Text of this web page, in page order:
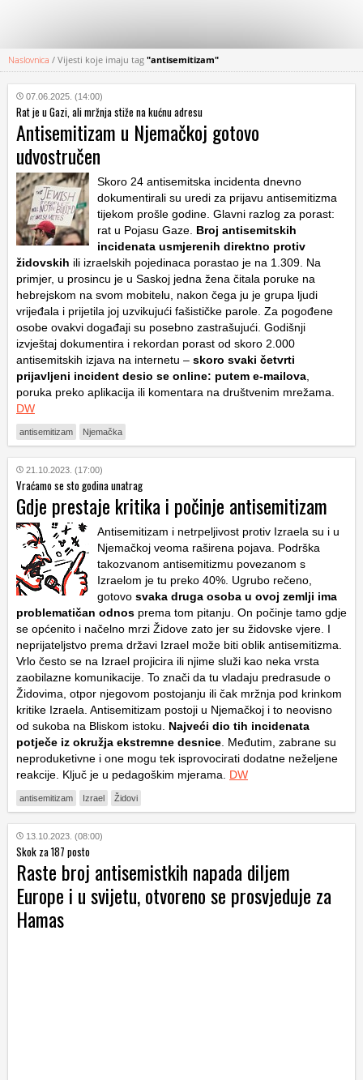
KATEGORIJE
HRVATSKI
WEB
Naslovnica / Vijesti koje imaju tag "antisemitizam"
07.06.2025. (14:00)
Rat je u Gazi, ali mržnja stiže na kućnu adresu
Antisemitizam u Njemačkoj gotovo
udvostručen
Skoro 24 antisemitska incidenta dnevno
dokumentirali su uredi za prijavu antisemitizma
tijekom prošle godine. Glavni razlog za porast:
rat u Pojasu Gaze. Broj antisemitskih
incidenata usmjerenih direktno protiv
židovskih ili izraelskih pojedinaca porastao je na 1.309. Na
primjer, u prosincu je u Saskoj jedna žena čitala poruke na
hebrejskom na svom mobitelu, nakon čega ju je grupa ljudi
vrijeđala i prijetila joj uzvikujući fašističke parole. Za pogođene
osobe ovakvi događaji su posebno zastrašujući. Godišnji
izvještaj dokumentira i rekordan porast od skoro 2.000
antisemitskih izjava na internetu – skoro svaki četvrti
prijavljeni incident desio se online: putem e-mailova
poruka preko aplikacija ili komentara na društvenim mrežama.
DW
antisemitizam Njemačka
21.10.2023. (17:00)
Vraćamo se sto godina unatrag
Gdje prestaje kritika i počinje antisemitizam
Antisemitizam i netrpeljivost protiv Izraela su i u
Njemačkoj veoma raširena pojava. Podrška
takozvanom antisemitizmu povezanom s
Izraelom je tu preko 40%. Ugrubo rečeno,
gotovo svaka druga osoba u ovoj zemlji ima
problematičan odnos prema tom pitanju. On počinje tamo gdje
se općenito i načelno mrzi Židove zato jer su židovske vjere. I
neprijateljstvo prema državi Izrael može biti oblik antisemitizma.
Vrlo često se na Izrael projicira ili njime služi kao neka vrsta
zaobilazne komunikacije. To znači da tu vladaju predrasude o
Židovima, otpor njegovom postojanju ili čak mržnja pod krinkom
kritike Izraela. Antisemitizam postoji u Njemačkoj i to neovisno
od sukoba na Bliskom istoku. Najveći dio tih incidenata
potječe iz okružja ekstremne desnice . Međutim, zabrane su
neproduketivne i one mogu tek isprovocirati dodatne neželjene
reakcije. Ključ je u pedagoškim mjerama. DW
antisemitizam Izrael Židovi
13.10.2023. (08:00)
Skok za 187 posto
Raste broj antisemistkih napada diljem
Europe i u svijetu, otvoreno se prosvjeduje za
Hamas